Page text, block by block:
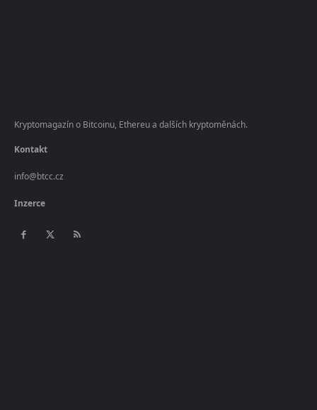
Kryptomagazín o Bitcoinu, Ethereu a dalších kryptoměnách.
Kontakt
info@btcc.cz
Inzerce